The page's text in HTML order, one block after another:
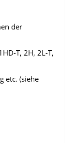
der
T, 2H, 2L-T,
etc. (siehe